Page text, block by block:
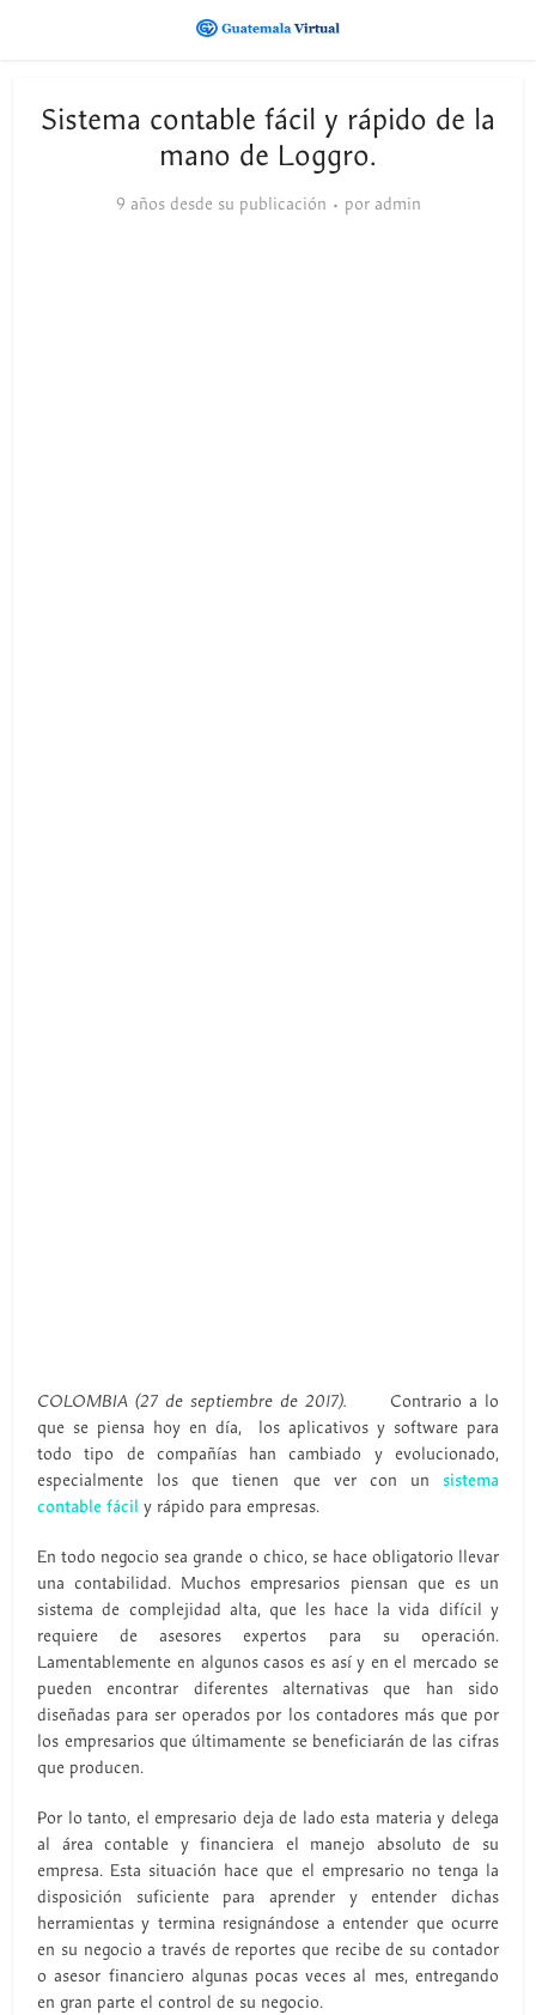
Sistema contable fácil y rápido de la
mano de Loggro.
9 años desde su publicación por admin
COLOMBIA (27 de septiembre de 2017). Contrario a lo
que se piensa hoy en día, los aplicativos y software para
todo tipo de compañías han cambiado y evolucionado,
especialmente los que tienen que ver con un sistema
contable fácil y rápido para empresas.
En todo negocio sea grande o chico, se hace obligatorio llevar
una contabilidad. Muchos empresarios piensan que es un
sistema de complejidad alta, que les hace la vida difícil y
requiere de asesores expertos para su operación.
Lamentablemente en algunos casos es así y en el mercado se
pueden encontrar diferentes alternativas que han sido
diseñadas para ser operados por los contadores más que por
los empresarios que últimamente se beneficiarán de las cifras
que producen.
Por lo tanto, el empresario deja de lado esta materia y delega
al área contable y financiera el manejo absoluto de su
empresa. Esta situación hace que el empresario no tenga la
disposición suficiente para aprender y entender dichas
herramientas y termina resignándose a entender que ocurre
en su negocio a través de reportes que recibe de su contador
o asesor financiero algunas pocas veces al mes, entregando
en gran parte el control de su negocio.